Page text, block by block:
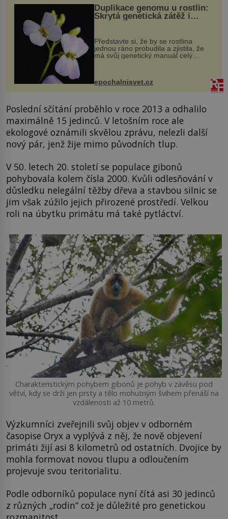
Duplikace genomu u rostlin:
Skrytá genetická zátěž i
Představte si, že by se rostlina
jednou ráno probudila a zjistila, že
má svůj genetický manuál celý
vstupenka...
epochalnisvet.cz
Poslední sčítání proběhlo v roce 2013 a odhalilo
maximálně 15 jedinců. V letošním roce ale
ekologové oznámili skvělou zprávu, nelezli další
nový pár, jenž žije mimo původních tlup.
V 50. letech 20. století se populace gibonů
pohybovala kolem čísla 2000. Kvůli odlesňování v
důsledku nelegální těžby dřeva a stavbou silnic se
jim však zúžilo jejich přirozené prostředí. Velkou
roli na úbytku primátu má také pytláctví.
Charakteristickým pohybem gibonů je pohyb v závěsu pod
větví, kdy se drží jen prsty a tělo mohutným švihem přenáší na
vzdálenosti až 10 metrů.
Výzkumníci zveřejnili svůj objev v odborném
časopise Oryx a vyplývá z něj, že nově objevení
primáti žijí asi 8 kilometrů od ostatních. Dvojice by
mohla formovat novou tlupu a odloučením
projevuje svou teritorialitu.
Podle odborníků populace nyní čítá asi 30 jedinců
z různých „rodin“ což je důležité pro genetickou